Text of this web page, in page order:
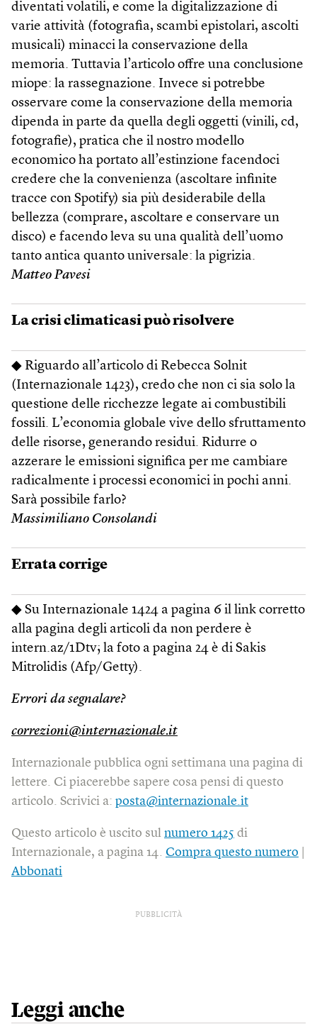
diventati volatili, e come la digitalizzazione di
varie attività (fotografia, scambi epistolari, ascolti
musicali) minacci la conservazione della
memoria. Tuttavia l’articolo offre una conclusione
miope: la rassegnazione. Invece si potrebbe
osservare come la conservazione della memoria
dipenda in parte da quella degli oggetti (vinili, cd,
fotografie), pratica che il nostro modello
economico ha portato all’estinzione facendoci
credere che la convenienza (ascoltare infinite
tracce con Spotify) sia più desiderabile della
bellezza (comprare, ascoltare e conservare un
disco) e facendo leva su una qualità dell’uomo
tanto antica quanto universale: la pigrizia.
Matteo Pavesi
La crisi climaticasi può risolvere
◆ Riguardo all’articolo di Rebecca Solnit
(Internazionale 1423), credo che non ci sia solo la
questione delle ricchezze legate ai combustibili
fossili. L’economia globale vive dello sfruttamento
delle risorse, generando residui. Ridurre o
azzerare le emissioni significa per me cambiare
radicalmente i processi economici in pochi anni.
Sarà possibile farlo?
Massimiliano Consolandi
Errata corrige
◆ Su Internazionale 1424 a pagina 6 il link corretto
alla pagina degli articoli da non perdere è
intern.az/1Dtv; la foto a pagina 24 è di Sakis
Mitrolidis (Afp/Getty).
Errori da segnalare?
correzioni@internazionale.it
Internazionale pubblica ogni settimana una pagina di
lettere. Ci piacerebbe sapere cosa pensi di questo
articolo. Scrivici a: posta@internazionale.it
Questo articolo è uscito sul numero 1425 di
Internazionale, a pagina 14. Compra questo numero
Abbonati
PUBBLICITÀ
Leggi anche